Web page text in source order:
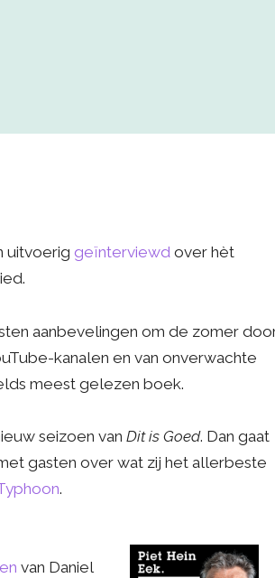
uitvoerig geïnterviewd over hèt
aanbevelingen om de zomer
kanalen en van onverwachte
meest gelezen boek.
seizoen van Dit is Goed. Dan gaat
gasten over wat zij het allerbeste
.
van Daniel